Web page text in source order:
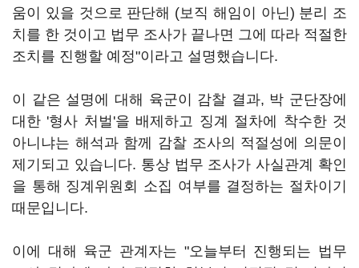
움이 있을 것으로 판단해 (보직 해임이 아닌) 분리 조
치를 한 것이고 법무 조사가 끝나면 그에 따라 적절한
조치를 진행할 예정"이라고 설명했습니다.
이 같은 설명에 대해 육군이 감찰 결과, 박 군단장에
대한 '형사 처벌'을 배제하고 징계 절차에 착수한 것
아니냐는 해석과 함께 감찰 조사의 적절성에 의문이
제기되고 있습니다. 통상 법무 조사가 사실관계 확인
을 통해 징계위원회 소집 여부를 결정하는 절차이기
때문입니다.
이에 대해 육군 관계자는 "오늘부터 진행되는 법무